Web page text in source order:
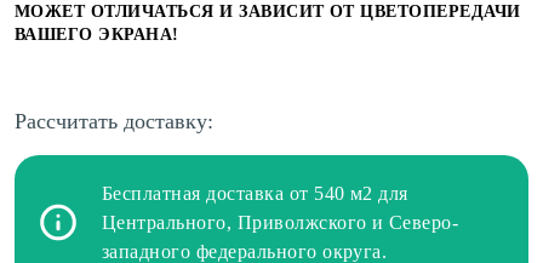
МОЖЕТ ОТЛИЧАТЬСЯ И ЗАВИСИТ ОТ ЦВЕТОПЕРЕДАЧИ
ВАШЕГО ЭКРАНА!
Рассчитать доставку:
Бесплатная доставка от 540 м2 для
Центрального, Приволжского и Северо-
западного федерального округа.